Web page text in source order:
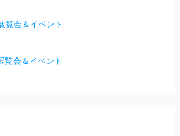
覧会＆イベント
覧会＆イベント